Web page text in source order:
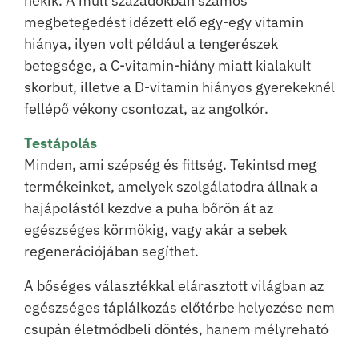
megbetegedést idézett elő egy-egy vitamin
hiánya, ilyen volt például a tengerészek
betegsége, a C-vitamin-hiány miatt kialakult
skorbut, illetve a D-vitamin hiányos gyerekeknél
fellépő vékony csontozat, az angolkór.
Testápolás
Minden, ami szépség és fittség. Tekintsd meg
termékeinket, amelyek szolgálatodra állnak a
hajápolástól kezdve a puha bőrön át az
egészséges körmökig, vagy akár a sebek
regenerációjában segíthet.
A bőséges választékkal elárasztott világban az
egészséges táplálkozás előtérbe helyezése nem
csupán életmódbeli döntés, hanem mélyreható